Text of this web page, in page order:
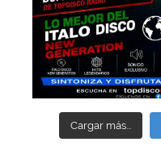
Cargar más...